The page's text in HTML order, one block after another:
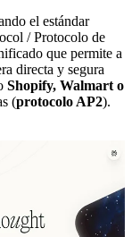
el estándar
/ Protocolo de
que permite a
directa y segura
Shopify, Walmart o
(protocolo AP2).